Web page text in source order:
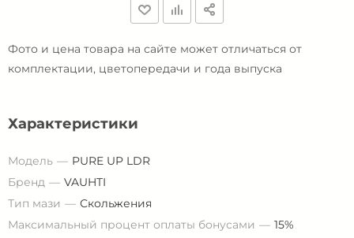
Фото и цена товара на сайте может отличаться от
комплектации, цветопередачи и года выпуска
Характеристики
Модель
PURE UP LDR
Бренд
VAUHTI
Тип мази
Скольжения
Максимальный процент оплаты бонусами
15%